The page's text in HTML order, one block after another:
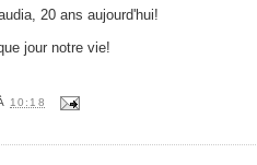
20 ans aujourd'hui!
jour notre vie!
10:18